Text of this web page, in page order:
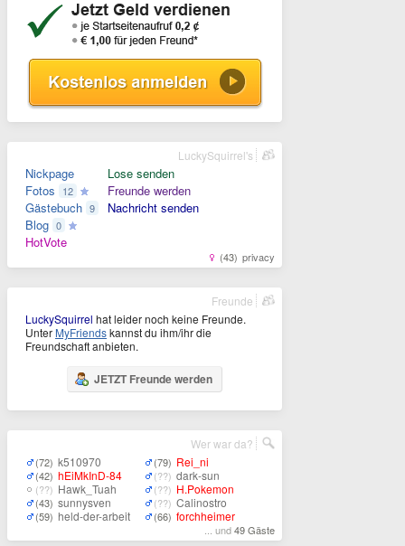
Nickpage
Fotos
12
Gästebuch 9
Blog 0
HotVote
Lose senden
Freunde werden
Nachricht senden
(43) privacy
LuckySquirrel's
LuckySquirrel hat leider noch keine Freunde.
Unter MyFriendskannst du ihm/ihr die
Freundschaft anbieten.
JETZT Freunde werden
Freunde
(72) k510970
(42) hEiMkInD-84
(??) Hawk_Tuah
(43) sunnysven
(59) held-der-arbeit
(79) Rei_ni
(??) dark-sun
(??) H.Pokemon
(??) Calinostro
(66) forchheimer
... und49 Gäste
Wer war da?